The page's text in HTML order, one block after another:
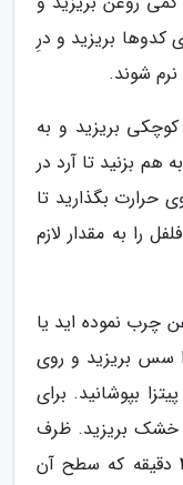
کدوها بریزید و درِ
نرم شوند.
بریزید و به
هم بزنید تا آرد در
حرارت بگذارید تا
را به مقدار لازم
چرب نموده اید یا
سس بریزید و روی
بپوشانید. برای
خشک بریزید. ظرف
را داخل فر بگذارید و بعد از حدود 45 دقیقه که سطح آن